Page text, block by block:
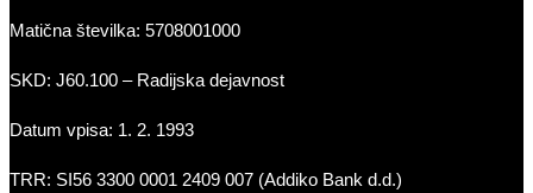
Matična številka: 5708001000
SKD: J60.100 – Radijska dejavnost
Datum vpisa: 1. 2. 1993
TRR: SI56 3300 0001 2409 007 (Addiko Bank d.d.)